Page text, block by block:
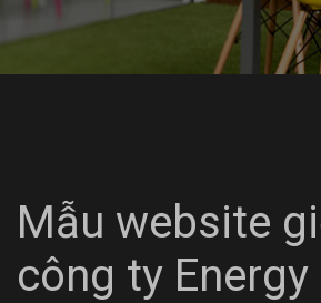
Mẫu website
công ty Energy